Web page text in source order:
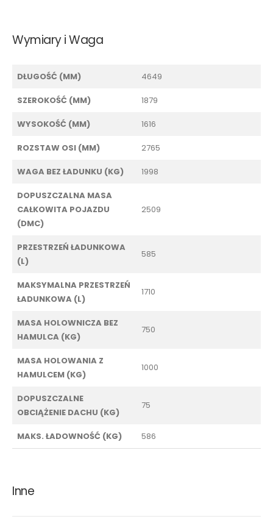
Wymiary i Waga
DŁUGOŚĆ (MM) 4649
SZEROKOŚĆ (MM) 1879
WYSOKOŚĆ (MM) 1616
ROZSTAW OSI (MM) 2765
WAGA BEZ ŁADUNKU (KG) 1998
DOPUSZCZALNA MASA
CAŁKOWITA POJAZDU
(DMC)
2509
PRZESTRZEŃ ŁADUNKOWA
(L)
585
MAKSYMALNA PRZESTRZEŃ
ŁADUNKOWA (L)
1710
MASA HOLOWNICZA BEZ
HAMULCA (KG)
750
MASA HOLOWANIA Z
HAMULCEM (KG)
1000
DOPUSZCZALNE
OBCIĄŻENIE DACHU (KG)
75
MAKS. ŁADOWNOŚĆ (KG) 586
Inne